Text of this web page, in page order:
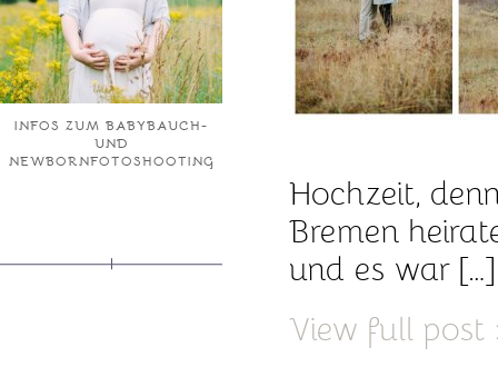
INFOS ZUM BABYBAUCH-
UND
NEWBORNFOTOSHOOTING
Hochzeit,
Bremen
und es war […]
View full post